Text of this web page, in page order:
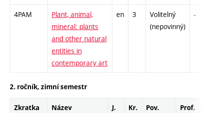
4PAM
Plant, animal,
mineral: plants
and other natural
entities in
contemporary art
en 3
Volitelný
(nepovinný)
-
2. ročník, zimní semestr
Zkratka Název J. Kr. Pov. Prof.